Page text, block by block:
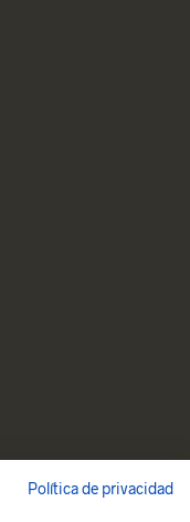
Política de privacidad